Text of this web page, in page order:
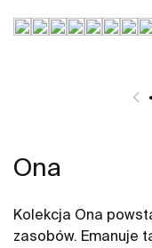
Ona
Kolekcja Ona
zasobów. Emanuje